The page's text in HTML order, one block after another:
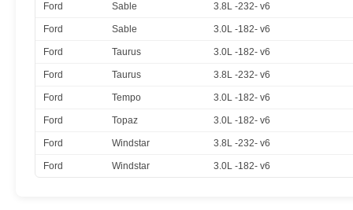
Ford Sable 3.8L -232- v6
Ford Sable 3.0L -182- v6
Ford Taurus 3.0L -182- v6
Ford Taurus 3.8L -232- v6
Ford Tempo 3.0L -182- v6
Ford Topaz 3.0L -182- v6
Ford Windstar 3.8L -232- v6
Ford Windstar 3.0L -182- v6